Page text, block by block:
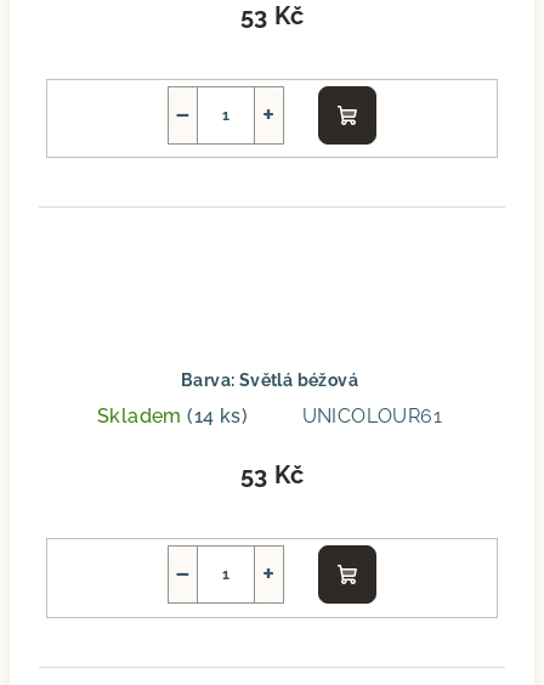
53 Kč
+
−
Do
košíku
Barva: Světlá béžová
Skladem(14 ks) UNICOLOUR61
53 Kč
+
−
Do
košíku